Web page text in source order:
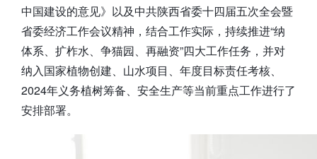
中国建设的意见》以及中共陕西省委十四届五次全会暨
省委经济工作会议精神，结合工作实际，持续推进“纳
体系、扩柞水、争猫园、再融资”四大工作任务，并对
纳入国家植物创建、山水项目、年度目标责任考核、
2024年义务植树筹备、安全生产等当前重点工作进行了
安排部署。